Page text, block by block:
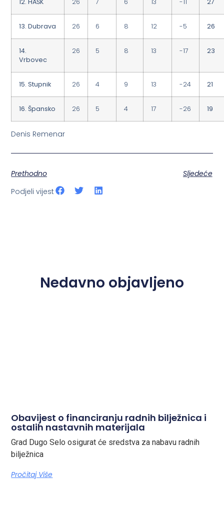
12. HAŠK 26 7 6 13 -11 27
13. Dubrava 26 6 8 12 -5 26
14.
Vrbovec
26 5 8 13 -17 23
15. Stupnik 26 4 9 13 -24 21
16. Špansko 26 5 4 17 -26 19
Denis Remenar
Prethodno
Sljedeće
Podjeli vijest
Nedavno objavljeno
Obavijest o financiranju radnih bilježnica i
ostalih nastavnih materijala
Grad Dugo Selo osigurat će sredstva za nabavu radnih
bilježnica
Pročitaj Više